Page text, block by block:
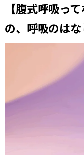
【腹式呼吸っ
の、呼吸のはな